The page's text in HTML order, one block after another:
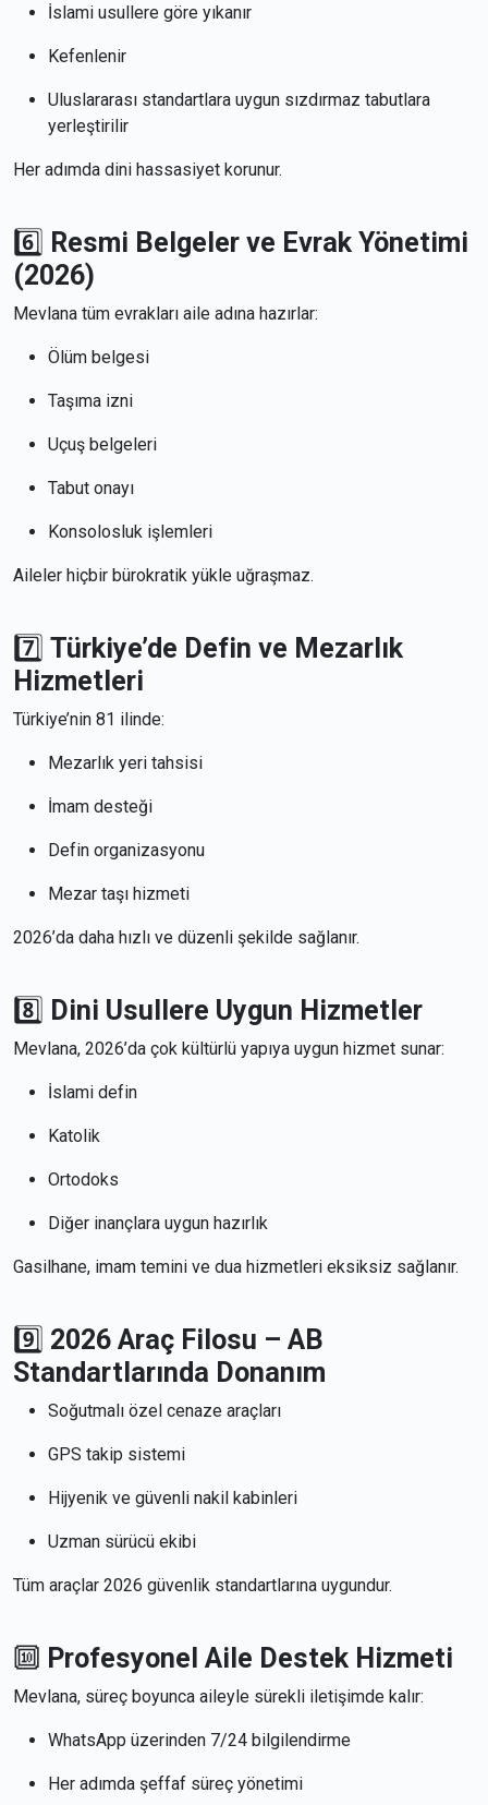
İslami usullere göre yıkanır
Kefenlenir
Uluslararası standartlara uygun sızdırmaz tabutlara
yerleştirilir
Her adımda dini hassasiyet korunur.
6️⃣ Resmi Belgeler ve Evrak Yönetimi
(2026)
Mevlana tüm evrakları aile adına hazırlar:
Ölüm belgesi
Taşıma izni
Uçuş belgeleri
Tabut onayı
Konsolosluk işlemleri
Aileler hiçbir bürokratik yükle uğraşmaz.
7️⃣ Türkiye’de Defin ve Mezarlık
Hizmetleri
Türkiye’nin 81 ilinde:
Mezarlık yeri tahsisi
İmam desteği
Defin organizasyonu
Mezar taşı hizmeti
2026’da daha hızlı ve düzenli şekilde sağlanır.
8️⃣ Dini Usullere Uygun Hizmetler
Mevlana, 2026’da çok kültürlü yapıya uygun hizmet sunar:
İslami defin
Katolik
Ortodoks
Diğer inançlara uygun hazırlık
Gasilhane, imam temini ve dua hizmetleri eksiksiz sağlanır.
9️⃣ 2026 Araç Filosu – AB
Standartlarında Donanım
Soğutmalı özel cenaze araçları
GPS takip sistemi
Hijyenik ve güvenli nakil kabinleri
Uzman sürücü ekibi
Tüm araçlar 2026 güvenlik standartlarına uygundur.
🔟 Profesyonel Aile Destek Hizmeti
Mevlana, süreç boyunca aileyle sürekli iletişimde kalır:
WhatsApp üzerinden 7/24 bilgilendirme
Her adımda şeffaf süreç yönetimi